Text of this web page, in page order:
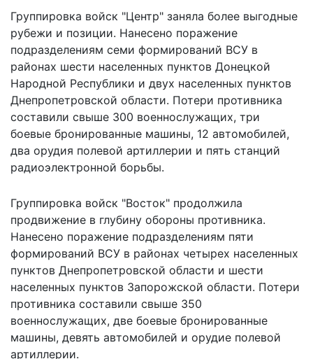
Группировка войск "Центр" заняла более выгодные
рубежи и позиции. Нанесено поражение
подразделениям семи формирований ВСУ в
районах шести населенных пунктов Донецкой
Народной Республики и двух населенных пунктов
Днепропетровской области. Потери противника
составили свыше 300 военнослужащих, три
боевые бронированные машины, 12 автомобилей,
два орудия полевой артиллерии и пять станций
радиоэлектронной борьбы.
Группировка войск "Восток" продолжила
продвижение в глубину обороны противника.
Нанесено поражение подразделениям пяти
формирований ВСУ в районах четырех населенных
пунктов Днепропетровской области и шести
населенных пунктов Запорожской области. Потери
противника составили свыше 350
военнослужащих, две боевые бронированные
машины, девять автомобилей и орудие полевой
артиллерии.